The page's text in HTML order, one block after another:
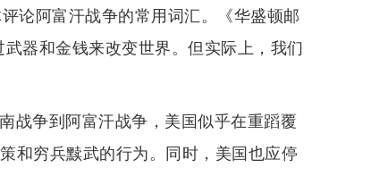
论阿富汗战争的常用词汇。《华盛顿邮
器和金钱来改变世界。但实际上，我们
战争到阿富汗战争，美国似乎在重蹈覆
和穷兵黩武的行为。同时，美国也应停